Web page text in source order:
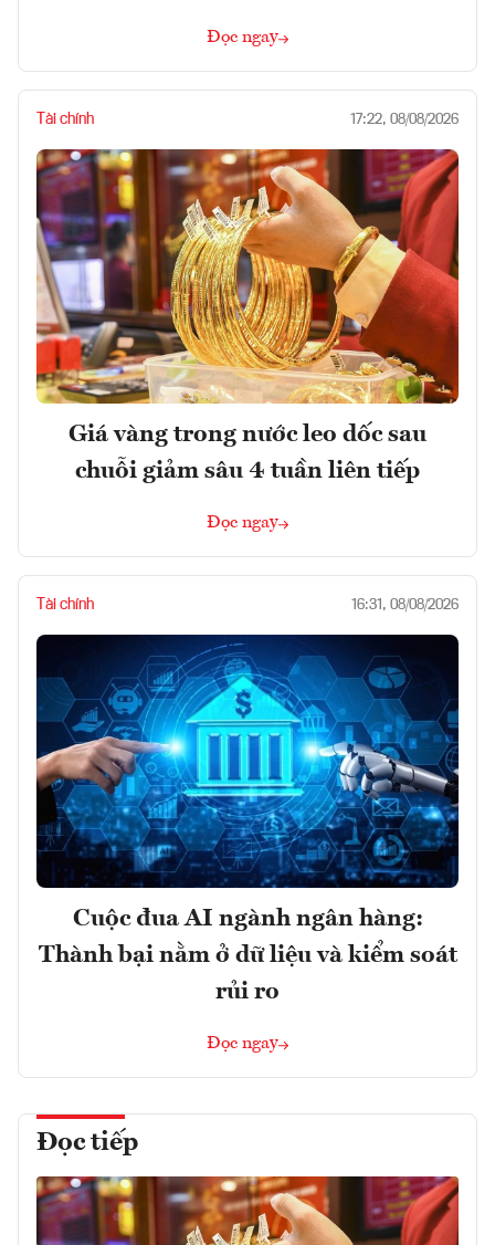
Đọc ngay
Tài chính 17:22, 08/08/2026
Giá vàng trong nước leo dốc sau
chuỗi giảm sâu 4 tuần liên tiếp
Đọc ngay
Tài chính 16:31, 08/08/2026
Cuộc đua AI ngành ngân hàng:
Thành bại nằm ở dữ liệu và kiểm soát
rủi ro
Đọc ngay
Đọc tiếp